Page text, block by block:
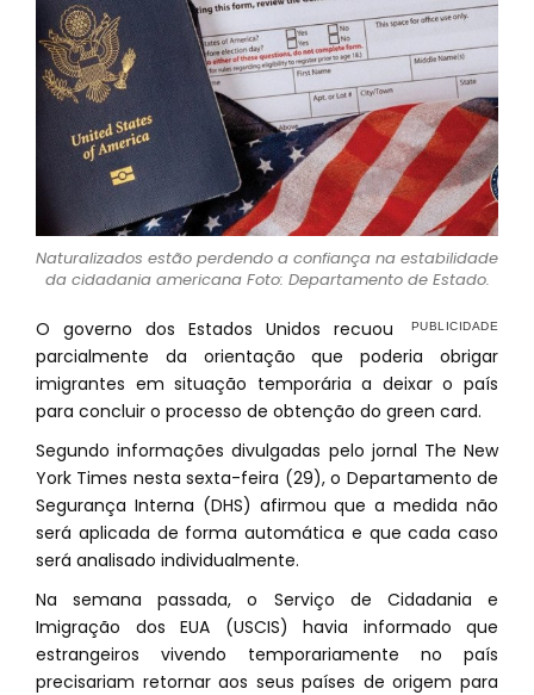
Naturalizados estão perdendo a confiança na estabilidade
da cidadania americana Foto: Departamento de Estado.
O governo dos Estados Unidos recuou
parcialmente da orientação que poderia obrigar
imigrantes em situação temporária a deixar o país
para concluir o processo de obtenção do green card.
Segundo informações divulgadas pelo jornal The New
York Times nesta sexta-feira (29), o Departamento de
Segurança Interna (DHS) afirmou que a medida não
será aplicada de forma automática e que cada caso
será analisado individualmente.
Na semana passada, o Serviço de Cidadania e
Imigração dos EUA (USCIS) havia informado que
estrangeiros vivendo temporariamente no país
precisariam retornar aos seus países de origem para